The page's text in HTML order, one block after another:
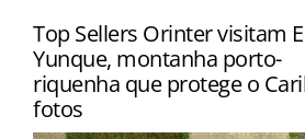
Top Sellers Orinter visitam
Yunque, montanha porto-
riquenha que protege o
fotos